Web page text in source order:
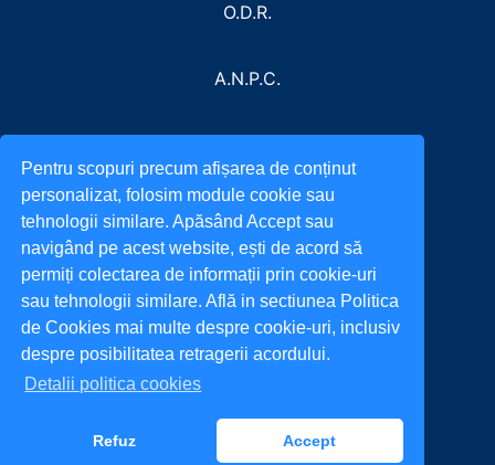
Pentru scopuri precum afișarea de conținut
personalizat, folosim module cookie sau
tehnologii similare. Apăsând Accept sau
navigând pe acest website, ești de acord să
permiți colectarea de informații prin cookie-uri
sau tehnologii similare. Află in sectiunea Politica
de Cookies mai multe despre cookie-uri, inclusiv
despre posibilitatea retragerii acordului.
Detalii politica cookies
Refuz Accept
O.D.R.
A.N.P.C.
All rights reserved. © 2022